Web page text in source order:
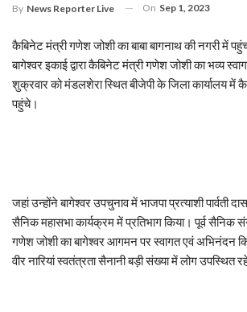
By News Reporter Live On Sep 1, 2023
कैबिनेट मंत्री गणेश जोशी का बाबा बागनाथ की नगरी में
बागेश्वर इकाई द्वारा कैबिनेट मंत्री गणेश जोशी का भव्य
शुक्रवार को मंडलशेरा स्थित बीजेपी के जिला कार्यालय में
पहुंचे।
जहां उन्होंने बागेश्वर उपचुनाव में भाजपा प्रत्याशी पार्वती
सैनिक महासभा कार्यक्रम में प्रतिभाग किया। पूर्व सैनिक
गणेश जोशी का बागेश्वर आगमन पर स्वागत एवं अभिनंदन
वीर नारियां स्वतंत्रता सैनानी बड़ी संख्या में लोग उपस्थित